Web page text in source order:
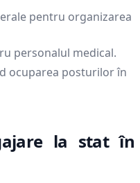
pentru organizarea
personalul medical.
ocuparea posturilor în
la stat în